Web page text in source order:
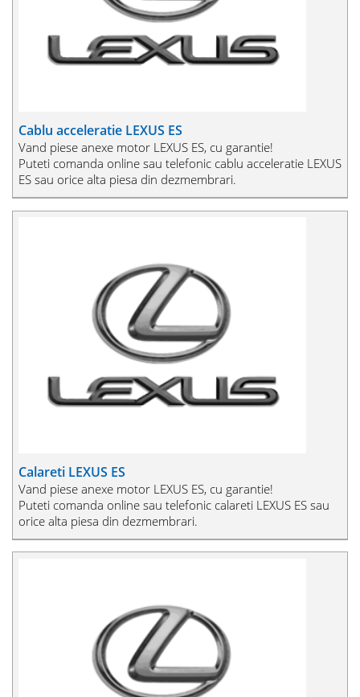
Cablu acceleratie LEXUS ES
Vand piese anexe motor LEXUS ES, cu garantie!
Puteti comanda online sau telefonic cablu acceleratie LEXUS
ES sau orice alta piesa din dezmembrari.
Calareti LEXUS ES
Vand piese anexe motor LEXUS ES, cu garantie!
Puteti comanda online sau telefonic calareti LEXUS ES sau
orice alta piesa din dezmembrari.